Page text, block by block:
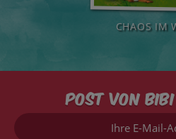
CHAOS IM
Post von
Ihre